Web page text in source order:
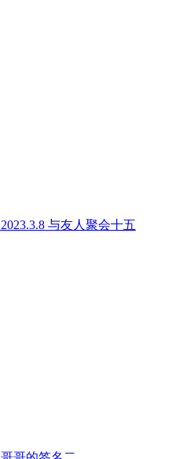
2023.3.8 与友人聚会十五